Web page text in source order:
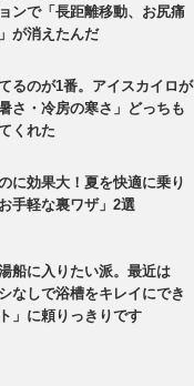
ンで「長距離移動、お尻痛
が消えたんだ
るのが1番。アイスカイロが
暑さ・冷房の寒さ」どっちも
くれた
に効果大！夏を快適に乗り
手軽な裏ワザ」2選
船に入りたい派。最近は
シなしで浴槽をキレイにでき
」に頼りっきりです